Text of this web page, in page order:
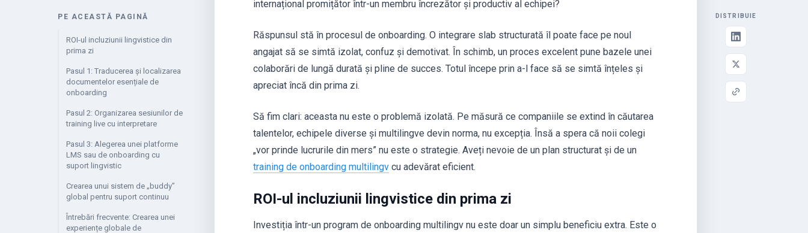
PE ACEASTĂ PAGINĂ
ROI-ul incluziunii lingvistice din
prima zi
Pasul 1: Traducerea și localizarea
documentelor esențiale de
onboarding
Pasul 2: Organizarea sesiunilor de
training live cu interpretare
Pasul 3: Alegerea unei platforme
LMS sau de onboarding cu
suport lingvistic
Crearea unui sistem de „buddy”
global pentru suport continuu
Întrebări frecvente: Crearea unei
experiențe globale de
internațional promițător într-un membru încrezător și productiv al echipei?
Răspunsul stă în procesul de onboarding. O integrare slab structurată îl poate face pe noul
angajat să se simtă izolat, confuz și demotivat. În schimb, un proces excelent pune bazele unei
colaborări de lungă durată și pline de succes. Totul începe prin a-l face să se simtă înțeles și
apreciat încă din prima zi.
Să fim clari: aceasta nu este o problemă izolată. Pe măsură ce companiile se extind în căutarea
talentelor, echipele diverse și multilingve devin norma, nu excepția. Însă a spera că noii colegi
„vor prinde lucrurile din mers” nu este o strategie. Aveți nevoie de un plan structurat și de un
training de onboarding multilingv cu adevărat eficient.
ROI-ul incluziunii lingvistice din prima zi
Investiția într-un program de onboarding multilingv nu este doar un simplu beneficiu extra. Este o
DISTRIBUIE